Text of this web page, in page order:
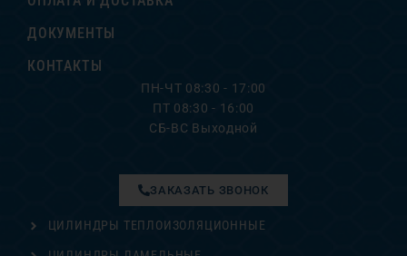
ДОКУМЕНТЫ
КОНТАКТЫ
ПН-ЧТ 08:30 - 17:00
ПТ 08:30 - 16:00
СБ-ВС Выходной
ЦИЛИНДРЫ ТЕПЛОИЗОЛЯЦИОННЫЕ
ЗАКАЗАТЬ ЗВОНОК